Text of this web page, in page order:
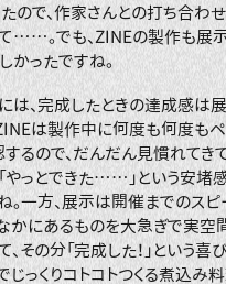
ので、作家さんとの打ち合わせ
……。でも、ZINEの製作も展
かったですね。
は、完成したときの達成感は
は製作中に何度も何度も
るので、だんだん見慣れてき
やっとできた……」という安堵
。一方、展示は開催までのス
かにあるものを大急ぎで実空
、その分「完成した！」という喜
っくりコトコトつくる煮込み料